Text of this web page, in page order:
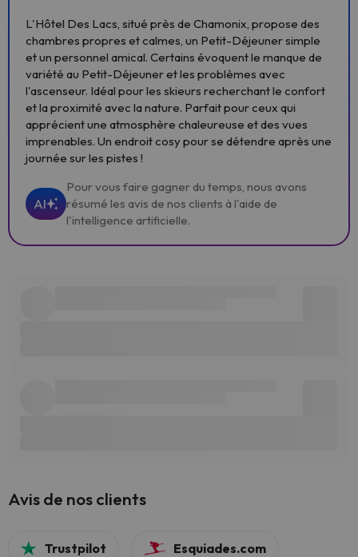
L'Hôtel Des Lacs, situé près de Chamonix, propose des
chambres propres et calmes, un Petit-Déjeuner simple
et un personnel amical. Certains évoquent le manque de
variété au Petit-Déjeuner et les problèmes avec
l'ascenseur. Idéal pour les skieurs recherchant le confort
et la proximité avec la nature. Parfait pour ceux qui
apprécient une atmosphère chaleureuse et des vues
imprenables. Un endroit cosy pour se détendre après une
journée sur les pistes !
AI
Pour vous faire gagner du temps, nous avons
résumé les avis de nos clients à l'aide de
l'intelligence artificielle.
Avis de nos clients
Trustpilot Esquiades.com